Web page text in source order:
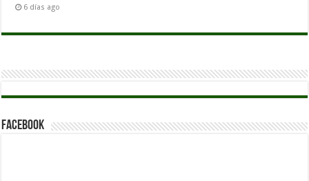
6 días ago
Facebook